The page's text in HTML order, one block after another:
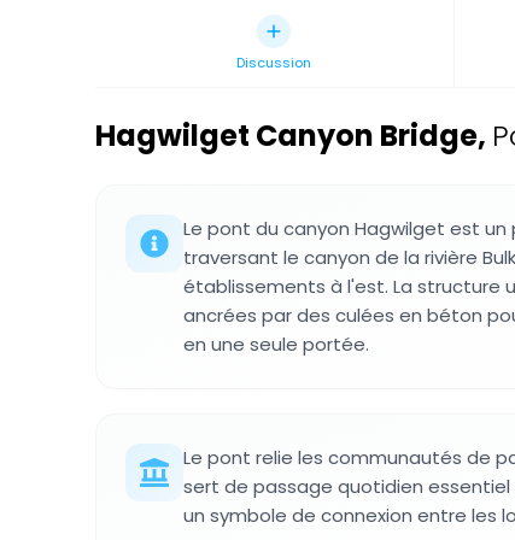
Discussion
Hagwilget Canyon Bridge,
Le pont du canyon Hagwilget est
traversant le canyon de la rivière
établissements à l'est. La structure
ancrées par des culées en béton
en une seule portée.
Le pont relie les communautés de
sert de passage quotidien
un symbole de connexion entre les